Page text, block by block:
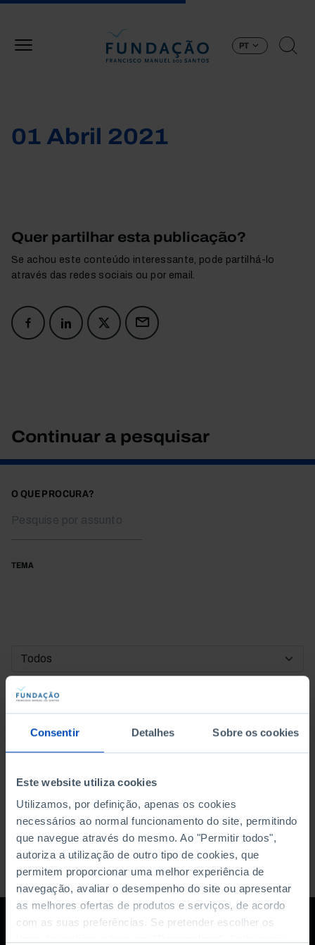
Consentir Detalhes Sobre os cookies
Este website utiliza cookies
Utilizamos, por definição, apenas os cookies
necessários ao normal funcionamento do site, permitindo
que navegue através do mesmo. Ao "Permitir todos",
autoriza a utilização de outro tipo de cookies, que
permitem proporcionar uma melhor experiência de
navegação, avaliar o desempenho do site ou apresentar
as melhores ofertas de produtos e serviços, de acordo
com as suas preferências. Se pretender escolher os
PT
01 Abril 2021
Quer partilhar esta publicação?
Se achou este conteúdo interessante, pode partilhá-lo
através das redes sociais ou por email.
Continuar a pesquisar
O QUE PROCURA?
TEMA
DATA DE INÍCIO
DATA DE FIM